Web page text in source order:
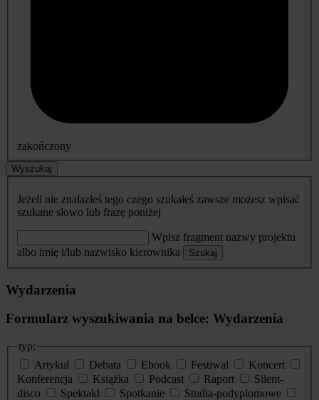
zakończony
Wyszukaj
Jeżeli nie znalazłeś tego czego szukałeś zawsze możesz wpisać
szukane słowo lub frazę poniżej
Wpisz fragment nazwy projektu
albo imię i/lub nazwisko kierownika
Szukaj
Wydarzenia
Formularz wyszukiwania na belce: Wydarzenia
typ:
Artykuł
Debata Ebook Festiwal
Koncert
Konferencja
Książka Podcast Raport
Silent-
disco
Spektakl Spotkanie
Studia-podyplomowe